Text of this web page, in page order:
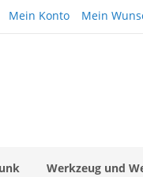
Mein Konto Mein
Werkzeug und